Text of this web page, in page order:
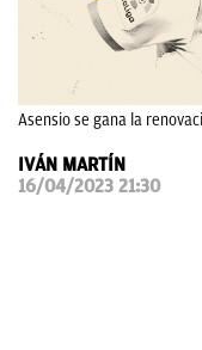
PAPARAZZI
Asensio se gana la
IVÁN MARTÍN
16/04/2023 21:30